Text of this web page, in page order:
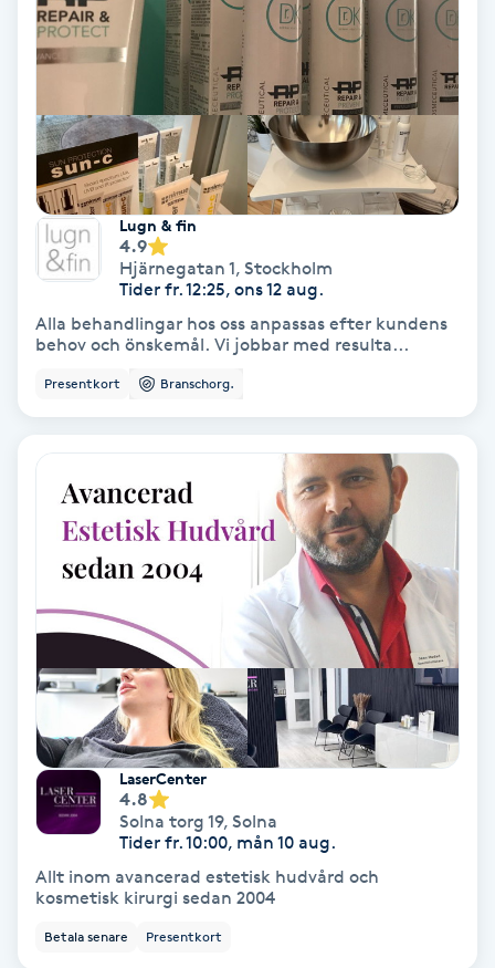
Nagelförstärkning
Nagelklippning
Nagelsvamp
Nageltrång
Nagelvård
Naglar borttagning
Naglar reparation
Naprapati
Navelpiercing
NBE-massage
Olaplex
Olaplexbehandling
Lugn & fin
4.9
Hjärnegatan 1, Stockholm
Tider fr. 12:25, ons 12 aug.
Alla behandlingar hos oss anpassas efter kundens
behov och önskemål. Vi jobbar med resulta...
Presentkort Branschorg.
LaserCenter
4.8
Solna torg 19, Solna
Tider fr. 10:00, mån 10 aug.
Allt inom avancerad estetisk hudvård och
kosmetisk kirurgi sedan 2004
Betala senare Presentkort